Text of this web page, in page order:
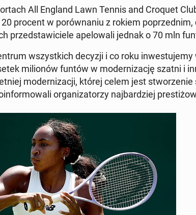
All England Lawn Tennis and Croquet
procent w po­rów­na­niu z rokiem po­przed­nim,
przed­sta­wi­cie­le ape­lo­wa­li jednak o 70 mln
wszyst­kich decyzji i co roku in­we­stu­je­my
mi­lio­nów funtów w mo­der­ni­za­cję szatni i
mo­der­ni­za­cji, której celem jest
or­ga­ni­za­to­rzy naj­bar­dziej